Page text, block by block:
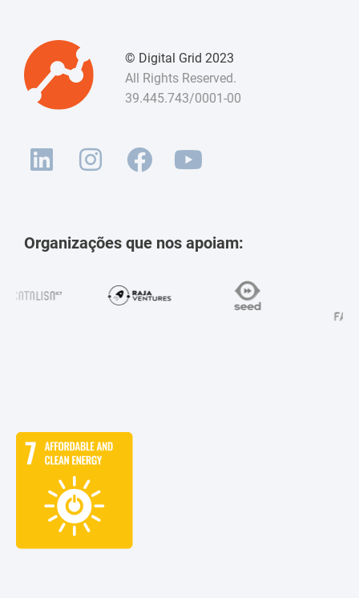
© Digital Grid 2023
All Rights Reserved.
39.445.743/0001-00
Organizações que nos apoiam: